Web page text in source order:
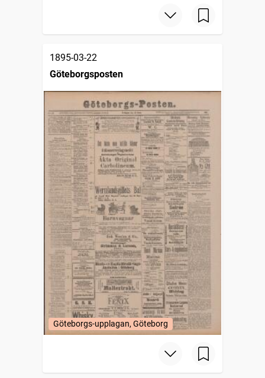
1895-03-22
Göteborgsposten
Göteborgs-upplagan, Göteborg